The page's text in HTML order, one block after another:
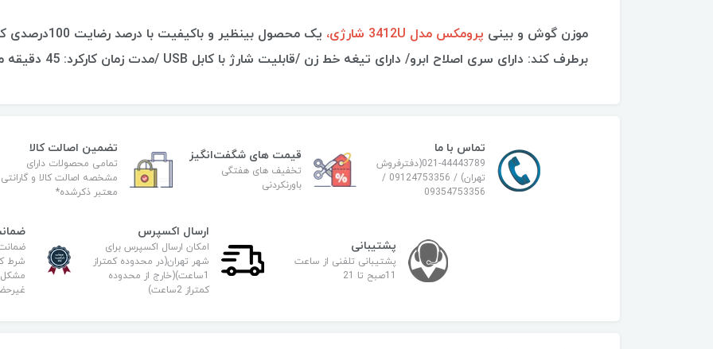
موزن گوش و بینی پرومکس مدل 3412U شارژی،
یک محصول
برطرف کند: دارای سری اصلاح ابرو/ دارای تیغه خط زن /قابلیت شارژ با کابل USB /مدت زمان کارکرد: 45 دقیقه مداوم و بی وقفه/ دارای چراغ
تماس با ما
021-44443789(دفترفروش
تهران) / 09124753356 /
09354753356
قیمت های شگفت‌انگیز
تخفیف های هفتگی
باورنکردنی
تضمین اصالت کالا
تمامی محصولات دارای
مشخصه اصالت کالا و گارانتی
معتبر ذکرشده*
پشتیبانی
پشتیبانی تلفنی از ساعت
11صبح تا 21
ارسال اکسپرس
امکان ارسال اکسپرس برای
شهر تهران(در محدوده کمتراز
1ساعت)(خارج از محدوده
کمتراز 2ساعت)
شرط
مشکل